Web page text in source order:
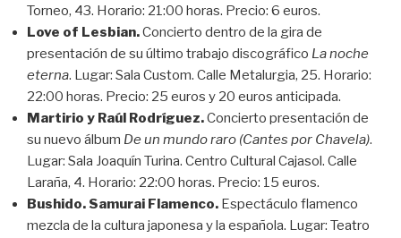
Torneo, 43. Horario: 21:00 horas. Precio: 6 euros.
Love of Lesbian.Concierto dentro de la gira de
presentación de su último trabajo discográfico La noche
eterna. Lugar: Sala Custom. Calle Metalurgia, 25. Horario:
22:00 horas. Precio: 25 euros y 20 euros anticipada.
Martirio y Raúl Rodríguez.Concierto presentación de
su nuevo álbum De un mundo raro (Cantes por Chavela).
Lugar: Sala Joaquín Turina. Centro Cultural Cajasol. Calle
Laraña, 4. Horario: 22:00 horas. Precio: 15 euros.
Bushido. Samurai Flamenco. Espectáculo flamenco
mezcla de la cultura japonesa y la española. Lugar: Teatro